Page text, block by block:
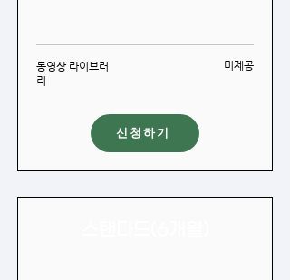
동영상 라이브러
리
미제공
신청하기